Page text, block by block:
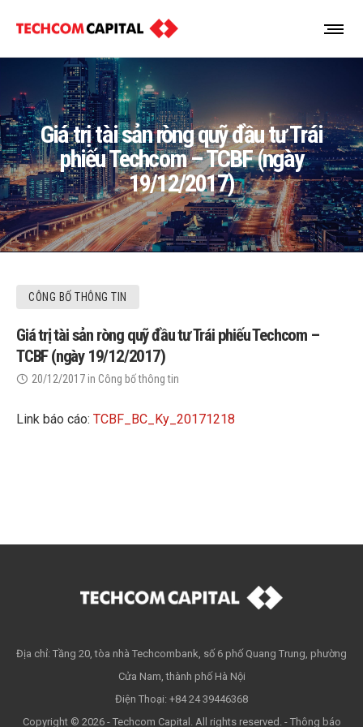
Giá trị tài sản ròng quỹ đầu tư Trái
phiếu Techcom – TCBF (ngày
19/12/2017)
CÔNG BỐ THÔNG TIN
Giá trị tài sản ròng quỹ đầu tư Trái phiếu Techcom –
TCBF (ngày 19/12/2017)
20/12/2017in Công bố thông tin
Link báo cáo: TCBF_BC_Ky_20171218
Địa chỉ: Tầng 20, tòa nhà Techcombank, số 6 phố Quang Trung, phường
Cửa Nam, thành phố Hà Nội
Điện Thoại: +84 24 39446368
Copyright © 2026 - Techcom Capital. All rights reserved. - Thông báo